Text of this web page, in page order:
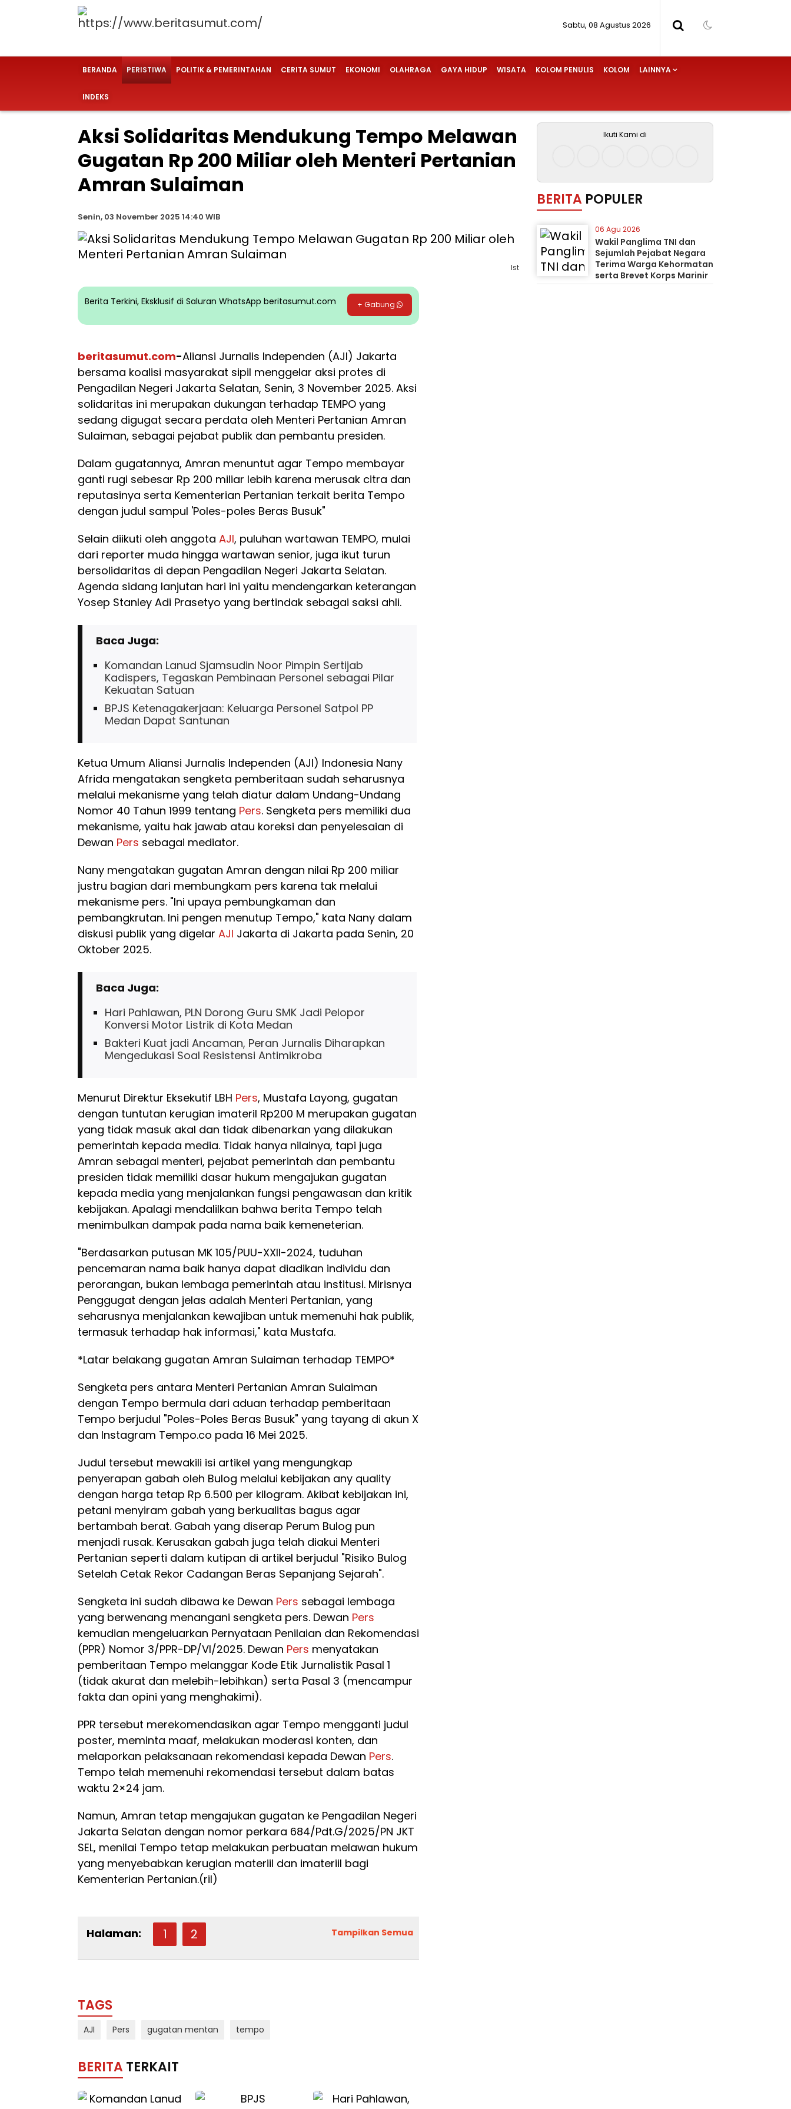
Sabtu, 08 Agustus 2026
BERANDA PERISTIWA POLITIK & PEMERINTAHAN CERITA SUMUT EKONOMI OLAHRAGA GAYA HIDUP WISATA KOLOM PENULIS KOLOM LAINNYA
INDEKS
Aksi Solidaritas Mendukung Tempo Melawan
Gugatan Rp 200 Miliar oleh Menteri Pertanian
Amran Sulaiman
Senin, 03 November 2025 14:40 WIB
Ist
Berita Terkini, Eksklusif di Saluran WhatsApp beritasumut.com + Gabung
beritasumut.com-Aliansi Jurnalis Independen (AJI) Jakarta
bersama koalisi masyarakat sipil menggelar aksi protes di
Pengadilan Negeri Jakarta Selatan, Senin, 3 November 2025. Aksi
solidaritas ini merupakan dukungan terhadap TEMPO yang
sedang digugat secara perdata oleh Menteri Pertanian Amran
Sulaiman, sebagai pejabat publik dan pembantu presiden.
Dalam gugatannya, Amran menuntut agar Tempo membayar
ganti rugi sebesar Rp 200 miliar lebih karena merusak citra dan
reputasinya serta Kementerian Pertanian terkait berita Tempo
dengan judul sampul 'Poles-poles Beras Busuk"
Selain diikuti oleh anggota AJI, puluhan wartawan TEMPO, mulai
dari reporter muda hingga wartawan senior, juga ikut turun
bersolidaritas di depan Pengadilan Negeri Jakarta Selatan.
Agenda sidang lanjutan hari ini yaitu mendengarkan keterangan
Yosep Stanley Adi Prasetyo yang bertindak sebagai saksi ahli.
Baca Juga:
Komandan Lanud Sjamsudin Noor Pimpin Sertijab
Kadispers, Tegaskan Pembinaan Personel sebagai Pilar
Kekuatan Satuan
BPJS Ketenagakerjaan: Keluarga Personel Satpol PP
Medan Dapat Santunan
Ketua Umum Aliansi Jurnalis Independen (AJI) Indonesia Nany
Afrida mengatakan sengketa pemberitaan sudah seharusnya
melalui mekanisme yang telah diatur dalam Undang-Undang
Nomor 40 Tahun 1999 tentang Pers. Sengketa pers memiliki dua
mekanisme, yaitu hak jawab atau koreksi dan penyelesaian di
Dewan Pers sebagai mediator.
Nany mengatakan gugatan Amran dengan nilai Rp 200 miliar
justru bagian dari membungkam pers karena tak melalui
mekanisme pers. "Ini upaya pembungkaman dan
pembangkrutan. Ini pengen menutup Tempo," kata Nany dalam
diskusi publik yang digelar AJI Jakarta di Jakarta pada Senin, 20
Oktober 2025.
Baca Juga:
Hari Pahlawan, PLN Dorong Guru SMK Jadi Pelopor
Konversi Motor Listrik di Kota Medan
Bakteri Kuat jadi Ancaman, Peran Jurnalis Diharapkan
Mengedukasi Soal Resistensi Antimikroba
Menurut Direktur Eksekutif LBH Pers, Mustafa Layong, gugatan
dengan tuntutan kerugian imateril Rp200 M merupakan gugatan
yang tidak masuk akal dan tidak dibenarkan yang dilakukan
pemerintah kepada media. Tidak hanya nilainya, tapi juga
Amran sebagai menteri, pejabat pemerintah dan pembantu
presiden tidak memiliki dasar hukum mengajukan gugatan
kepada media yang menjalankan fungsi pengawasan dan kritik
kebijakan. Apalagi mendalilkan bahwa berita Tempo telah
menimbulkan dampak pada nama baik kemeneterian.
"Berdasarkan putusan MK 105/PUU-XXII-2024, tuduhan
pencemaran nama baik hanya dapat diadikan individu dan
perorangan, bukan lembaga pemerintah atau institusi. Mirisnya
Penggugat dengan jelas adalah Menteri Pertanian, yang
seharusnya menjalankan kewajiban untuk memenuhi hak publik,
termasuk terhadap hak informasi," kata Mustafa.
*Latar belakang gugatan Amran Sulaiman terhadap TEMPO*
Sengketa pers antara Menteri Pertanian Amran Sulaiman
dengan Tempo bermula dari aduan terhadap pemberitaan
Tempo berjudul "Poles-Poles Beras Busuk" yang tayang di akun X
dan Instagram Tempo.co pada 16 Mei 2025.
Judul tersebut mewakili isi artikel yang mengungkap
penyerapan gabah oleh Bulog melalui kebijakan any quality
dengan harga tetap Rp 6.500 per kilogram. Akibat kebijakan ini,
petani menyiram gabah yang berkualitas bagus agar
bertambah berat. Gabah yang diserap Perum Bulog pun
menjadi rusak. Kerusakan gabah juga telah diakui Menteri
Pertanian seperti dalam kutipan di artikel berjudul "Risiko Bulog
Setelah Cetak Rekor Cadangan Beras Sepanjang Sejarah".
Sengketa ini sudah dibawa ke Dewan Pers sebagai lembaga
yang berwenang menangani sengketa pers. Dewan Pers
kemudian mengeluarkan Pernyataan Penilaian dan Rekomendasi
(PPR) Nomor 3/PPR-DP/VI/2025. Dewan Pers menyatakan
pemberitaan Tempo melanggar Kode Etik Jurnalistik Pasal 1
(tidak akurat dan melebih-lebihkan) serta Pasal 3 (mencampur
fakta dan opini yang menghakimi).
PPR tersebut merekomendasikan agar Tempo mengganti judul
poster, meminta maaf, melakukan moderasi konten, dan
melaporkan pelaksanaan rekomendasi kepada Dewan Pers.
Tempo telah memenuhi rekomendasi tersebut dalam batas
waktu 2×24 jam.
Namun, Amran tetap mengajukan gugatan ke Pengadilan Negeri
Jakarta Selatan dengan nomor perkara 684/Pdt.G/2025/PN JKT
SEL, menilai Tempo tetap melakukan perbuatan melawan hukum
yang menyebabkan kerugian materiil dan imateriil bagi
Kementerian Pertanian.(ril)
Halaman: 1 2 Tampilkan Semua
TAGS
AJI Pers gugatan mentan tempo
BERITA TERKAIT
Ikuti Kami di
BERITA POPULER
06 Agu 2026
Wakil Panglima TNI dan
Sejumlah Pejabat Negara
Terima Warga Kehormatan
serta Brevet Korps Marinir